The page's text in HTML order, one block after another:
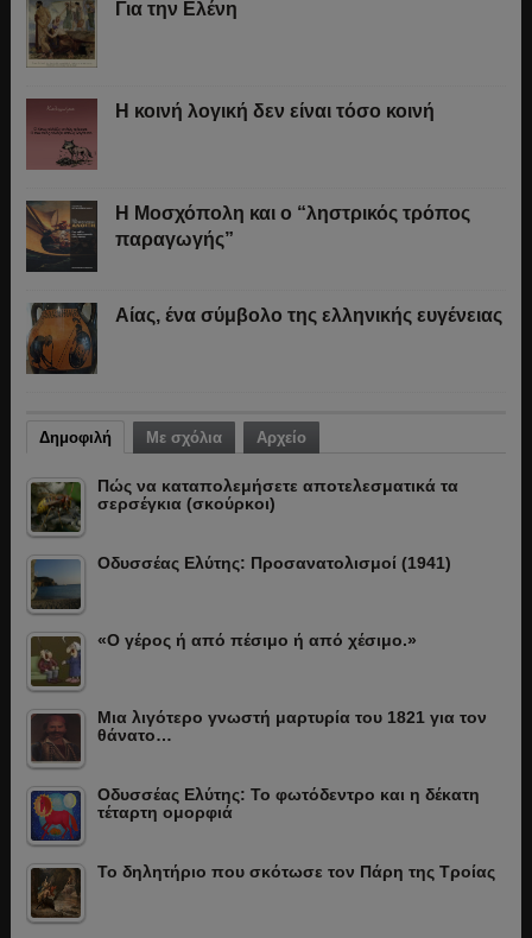
Για την Ελένη
Η κοινή λογική δεν είναι τόσο κοινή
Η Μοσχόπολη και ο “ληστρικός τρόπος
παραγωγής”
Αίας, ένα σύμβολο της ελληνικής ευγένειας
Δημοφιλή Με σχόλια Αρχείο
Πώς να καταπολεμήσετε αποτελεσματικά τα
σερσέγκια (σκούρκοι)
Οδυσσέας Ελύτης: Προσανατολισμοί (1941)
«Ο γέρος ή από πέσιμο ή από χέσιμο.»
Μια λιγότερο γνωστή μαρτυρία του 1821 για τον
θάνατο…
Οδυσσέας Ελύτης: Το φωτόδεντρο και η δέκατη
τέταρτη ομορφιά
Το δηλητήριο που σκότωσε τον Πάρη της Τροίας